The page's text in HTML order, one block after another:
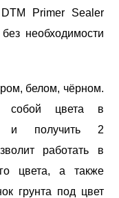
DTM Primer Sealer
необходимости
белом, чёрном.
собой цвета в
и получить 2
работать в
цвета, а также
грунта под цвет